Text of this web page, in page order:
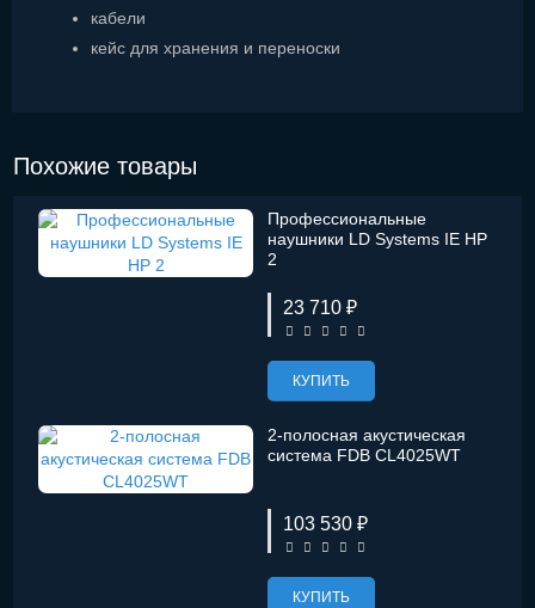
кабели
кейс для хранения и переноски
Похожие товары
Профессиональные
наушники LD Systems IE HP
2
23 710 ₽
КУПИТЬ
2-полосная акустическая
система FDB CL4025WT
103 530 ₽
КУПИТЬ